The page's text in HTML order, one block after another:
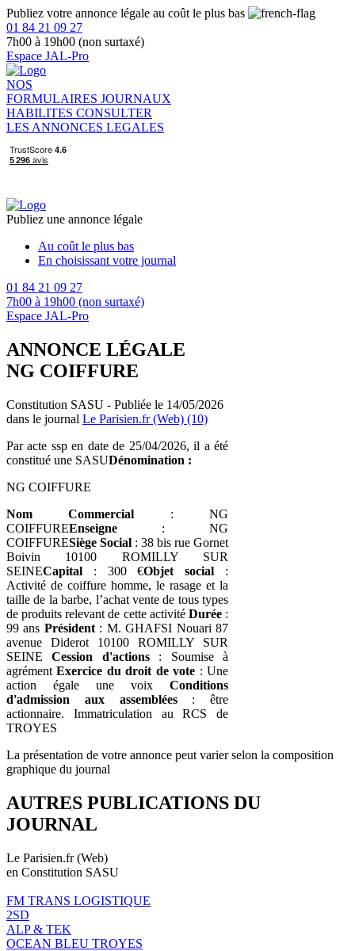
Publiez votre annonce légale au coût le plus bas
01 84 21 09 27
7h00 à 19h00 (non surtaxé)
Espace JAL-Pro
NOS
FORMULAIRES JOURNAUX
HABILITES CONSULTER
LES ANNONCES LEGALES
Publiez une annonce légale
Au coût le plus bas
En choisissant votre journal
01 84 21 09 27
7h00 à 19h00 (non surtaxé)
Espace JAL-Pro
ANNONCE LÉGALE
NG COIFFURE
Constitution SASU - Publiée le 14/05/2026
dans le journal Le Parisien.fr (Web) (10)
Par acte ssp en date de 25/04/2026, il a été
constitué une SASUDénomination :
NG COIFFURE
Nom Commercial : NG
COIFFUREEnseigne : NG
COIFFURESiège Social : 38 bis rue Gornet
Boivin 10100 ROMILLY SUR
SEINECapital : 300 €Objet social :
Activité de coiffure homme, le rasage et la
taille de la barbe, l’achat vente de tous types
de produits relevant de cette activité Durée:
99 ans Président: M. GHAFSI Nouari 87
avenue Diderot 10100 ROMILLY SUR
SEINECession d'actions: Soumise à
agrémentExercice du droit de vote : Une
action égale une voix Conditions
d'admission aux assemblées: être
actionnaire. Immatriculation au RCS de
TROYES
La présentation de votre annonce peut varier selon la composition
graphique du journal
AUTRES PUBLICATIONS DU
JOURNAL
Le Parisien.fr (Web)
en Constitution SASU
FM TRANS LOGISTIQUE
2SD
ALP & TEK
OCEAN BLEU TROYES